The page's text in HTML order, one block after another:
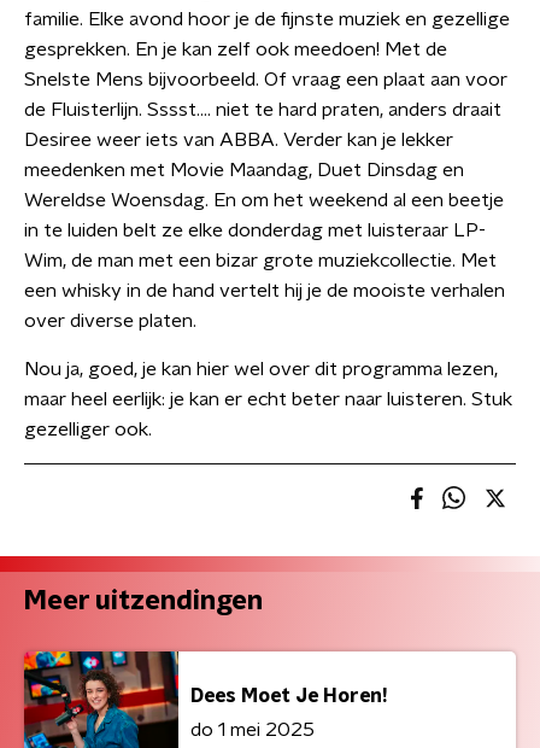
familie. Elke avond hoor je de fijnste muziek en gezellige
gesprekken. En je kan zelf ook meedoen! Met de
Snelste Mens bijvoorbeeld. Of vraag een plaat aan voor
de Fluisterlijn. Sssst…. niet te hard praten, anders draait
Desiree weer iets van ABBA. Verder kan je lekker
meedenken met Movie Maandag, Duet Dinsdag en
Wereldse Woensdag. En om het weekend al een beetje
in te luiden belt ze elke donderdag met luisteraar LP-
Wim, de man met een bizar grote muziekcollectie. Met
een whisky in de hand vertelt hij je de mooiste verhalen
over diverse platen.
Nou ja, goed, je kan hier wel over dit programma lezen,
maar heel eerlijk: je kan er echt beter naar luisteren. Stuk
gezelliger ook.
Meer uitzendingen
Dees Moet Je Horen!
do 1 mei 2025